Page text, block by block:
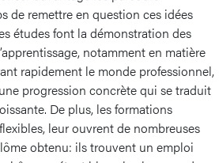
de remettre en question ces idées
études font la démonstration des
notamment en matière
rapidement le monde professionnel,
progression concrète qui se traduit
De plus, les formations
leur ouvrent de nombreuses
obtenu: ils trouvent un emploi